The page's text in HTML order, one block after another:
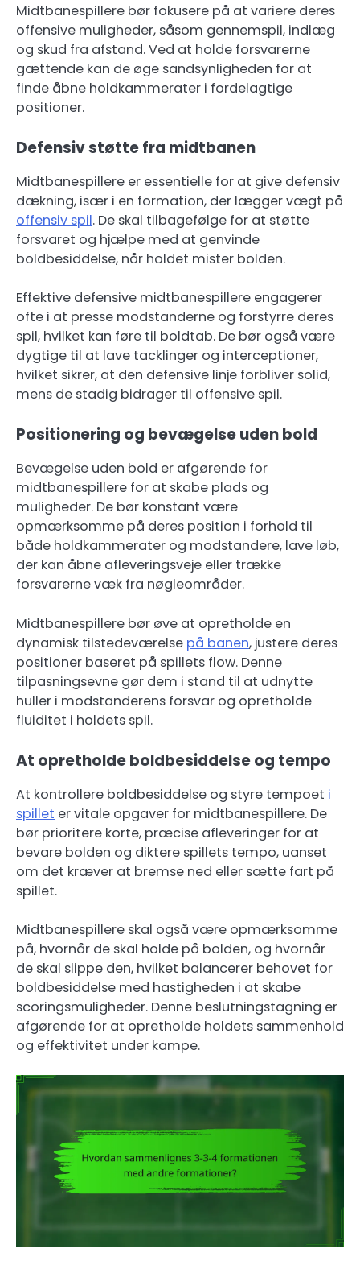
Midtbanespillere bør fokusere på at variere deres
offensive muligheder, såsom gennemspil, indlæg
og skud fra afstand. Ved at holde forsvarerne
gættende kan de øge sandsynligheden for at
finde åbne holdkammerater i fordelagtige
positioner.
Defensiv støtte fra midtbanen
Midtbanespillere er essentielle for at give defensiv
dækning, især i en formation, der lægger vægt på
offensiv spil. De skal tilbagefølge for at støtte
forsvaret og hjælpe med at genvinde
boldbesiddelse, når holdet mister bolden.
Effektive defensive midtbanespillere engagerer
ofte i at presse modstanderne og forstyrre deres
spil, hvilket kan føre til boldtab. De bør også være
dygtige til at lave tacklinger og interceptioner,
hvilket sikrer, at den defensive linje forbliver solid,
mens de stadig bidrager til offensive spil.
Positionering og bevægelse uden bold
Bevægelse uden bold er afgørende for
midtbanespillere for at skabe plads og
muligheder. De bør konstant være
opmærksomme på deres position i forhold til
både holdkammerater og modstandere, lave løb,
der kan åbne afleveringsveje eller trække
forsvarerne væk fra nøgleområder.
Midtbanespillere bør øve at opretholde en
dynamisk tilstedeværelse på banen, justere deres
positioner baseret på spillets flow. Denne
tilpasningsevne gør dem i stand til at udnytte
huller i modstanderens forsvar og opretholde
fluiditet i holdets spil.
At opretholde boldbesiddelse og tempo
At kontrollere boldbesiddelse og styre tempoet i
spillet er vitale opgaver for midtbanespillere. De
bør prioritere korte, præcise afleveringer for at
bevare bolden og diktere spillets tempo, uanset
om det kræver at bremse ned eller sætte fart på
spillet.
Midtbanespillere skal også være opmærksomme
på, hvornår de skal holde på bolden, og hvornår
de skal slippe den, hvilket balancerer behovet for
boldbesiddelse med hastigheden i at skabe
scoringsmuligheder. Denne beslutningstagning er
afgørende for at opretholde holdets sammenhold
og effektivitet under kampe.